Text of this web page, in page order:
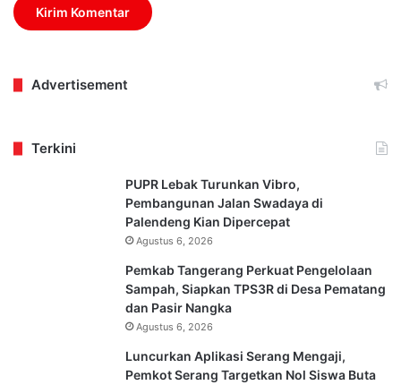
Advertisement
Terkini
PUPR Lebak Turunkan Vibro,
Pembangunan Jalan Swadaya di
Palendeng Kian Dipercepat
Agustus 6, 2026
Pemkab Tangerang Perkuat Pengelolaan
Sampah, Siapkan TPS3R di Desa Pematang
dan Pasir Nangka
Agustus 6, 2026
Luncurkan Aplikasi Serang Mengaji,
Pemkot Serang Targetkan Nol Siswa Buta